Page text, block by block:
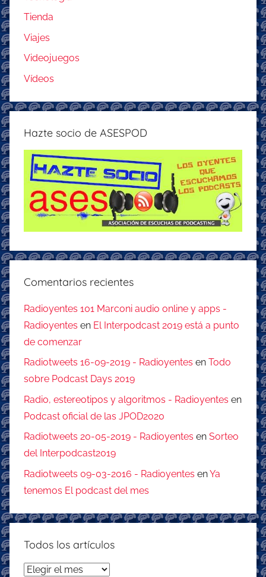
Tienda
Viajes
Videojuegos
Vídeos
Hazte socio de ASESPOD
Comentarios recientes
Radioyentes 101 Marconi audio online y apps -
Radioyentes en El Interpodcast 2019 está a punto
de comenzar
Radiotweets 16-09-2019 - Radioyentes en Todo
sobre Podcast Days 2019
Radio, estereotipos y algoritmos - Radioyentes en
Podcast oficial de las JPOD2020
Radiotweets 20-05-2019 - Radioyentes en Sorteo
del Interpodcast2019
Radiotweets 09-03-2016 - Radioyentes enYa
tenemos El podcast del mes
Todos los artículos
Todos